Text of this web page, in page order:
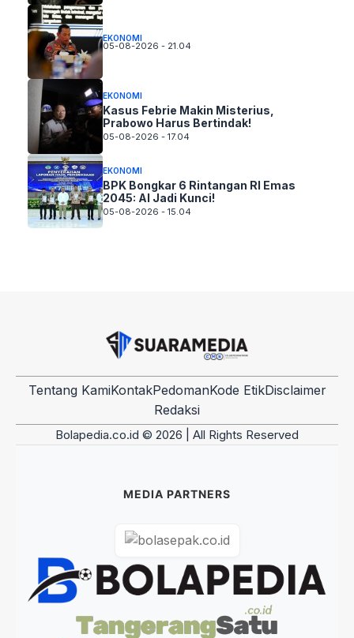
EKONOMI
05-08-2026 - 21.04
EKONOMI
Kasus Febrie Makin Misterius,
Prabowo Harus Bertindak!
05-08-2026 - 17.04
EKONOMI
BPK Bongkar 6 Rintangan RI Emas
2045: AI Jadi Kunci!
05-08-2026 - 15.04
Tentang KamiKontakPedomanKode EtikDisclaimer
Redaksi
Bolapedia.co.id © 2026 | All Rights Reserved
MEDIA PARTNERS